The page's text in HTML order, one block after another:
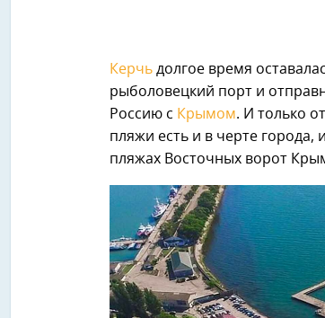
Керчь долгое время
рыболовецкий порт и
Россию с Крымом. И только
пляжи есть и в черте города,
пляжах Восточных ворот